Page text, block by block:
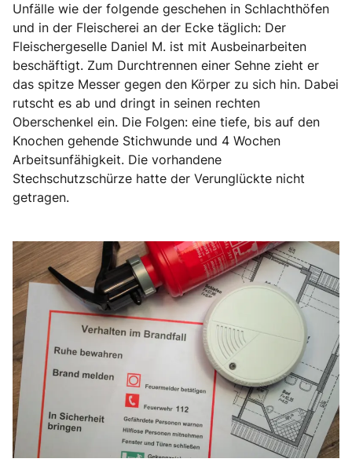
Unfälle wie der folgende geschehen in Schlachthöfen
und in der Fleischerei an der Ecke täglich: Der
Fleischergeselle Daniel M. ist mit Ausbeinarbeiten
beschäftigt. Zum Durchtrennen einer Sehne zieht er
das spitze Messer gegen den Körper zu sich hin. Dabei
rutscht es ab und dringt in seinen rechten
Oberschenkel ein. Die Folgen: eine tiefe, bis auf den
Knochen gehende Stichwunde und 4 Wochen
Arbeitsunfähigkeit. Die vorhandene
Stechschutzschürze hatte der Verunglückte nicht
getragen.